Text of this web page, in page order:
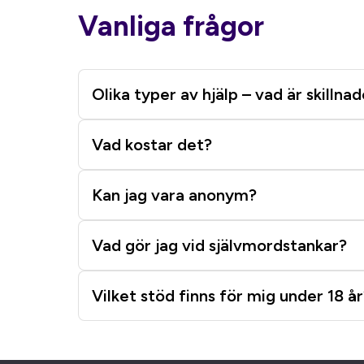
Vanliga frågor
Olika typer av hjälp – vad är
Vad kostar det?
Kan jag vara anonym?
Vad gör jag vid självmordstankar?
Vilket stöd finns för mig under 18